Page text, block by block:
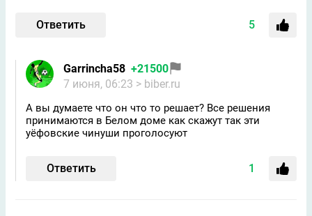
Ответить 5
Garrincha58 +21500
7 июня, 06:23 > biber.ru
А вы думаете что он что то решает? Все решения
принимаются в Белом доме как скажут так эти
уёфовские чинуши проголосуют
Ответить 1